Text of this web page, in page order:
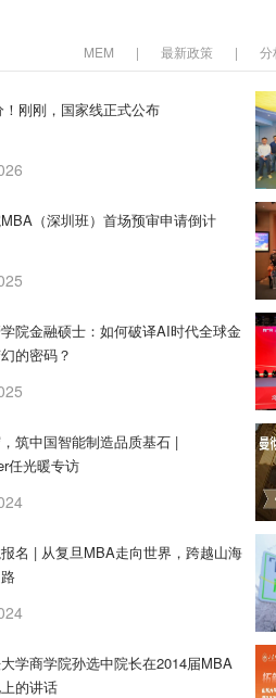
扩大，...
2025年11...
MEM | 最新政策 | 分
刚刚，国家线正式公布
（深圳班）首场预审申请倒计
院金融硕士：如何破译AI时代全球金
的密码？
筑中国智能制造品质基石 |
任光暖专访
名 | 从复旦MBA走向世界，跨越山海
学商学院孙选中院长在2014届MBA
的讲话